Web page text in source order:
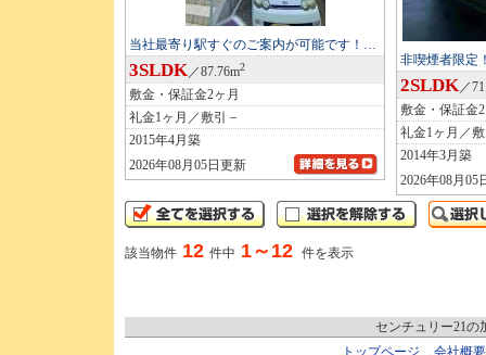
当社最寄り駅すぐのご案内が可能です！…
3SLDK／87.76m2
敷金・保証金2ヶ月
礼金1ヶ月／敷引－
2015年4月築
2026年08月05日更新
非喫煙者限定
2SLDK／
敷金・保証金
礼金1ヶ月／
2014年3月築
2026年08月05
該当物件 12 件中 1～12 件を表示
センチュリー21の